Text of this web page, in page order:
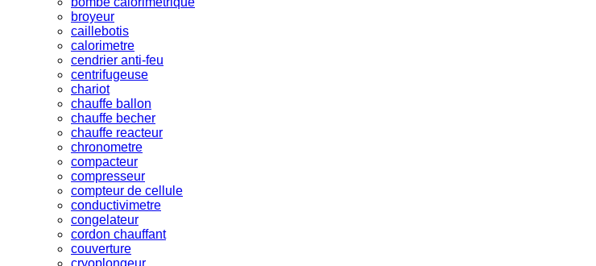
broyeur
caillebotis
calorimetre
cendrier anti-feu
centrifugeuse
chariot
chauffe ballon
chauffe becher
chauffe reacteur
chronometre
compacteur
compresseur
compteur de cellule
conductivimetre
congelateur
cordon chauffant
couverture
cryoplongeur